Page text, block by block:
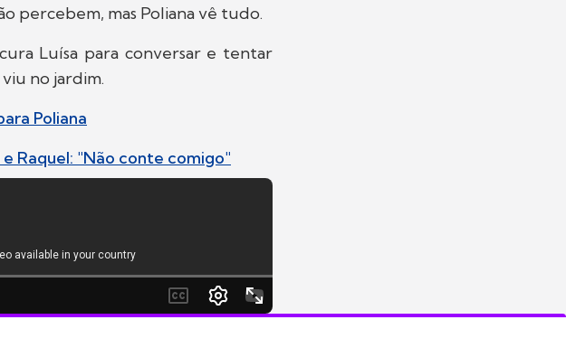
percebem, mas Poliana vê tudo.
Luísa para conversar e tentar
no jardim.
Poliana
Raquel: "Não conte comigo"